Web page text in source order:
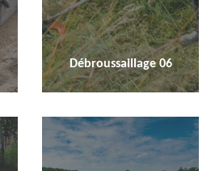
Débroussaillage 06